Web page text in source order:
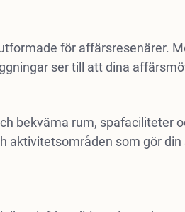
för affärsresenärer.
ser till att dina
bekväma rum, spafaciliteter
aktivitetsområden som gör